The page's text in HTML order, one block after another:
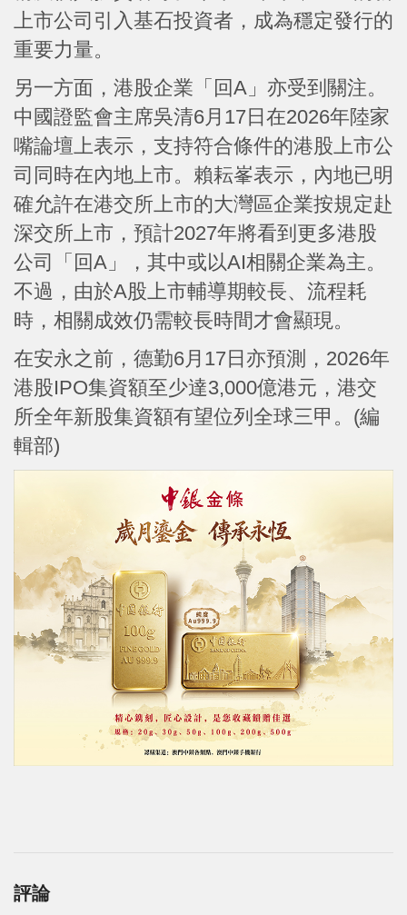
上市公司引入基石投資者，成為穩定發行的
重要力量。
另一方面，港股企業「回A」亦受到關注。
中國證監會主席吳清6月17日在2026年陸家
嘴論壇上表示，支持符合條件的港股上市公
司同時在內地上市。賴耘峯表示，內地已明
確允許在港交所上市的大灣區企業按規定赴
深交所上市，預計2027年將看到更多港股
公司「回A」，其中或以AI相關企業為主。
不過，由於A股上市輔導期較長、流程耗
時，相關成效仍需較長時間才會顯現。
在安永之前，德勤6月17日亦預測，2026年
港股IPO集資額至少達3,000億港元，港交
所全年新股集資額有望位列全球三甲。(編
輯部)
評論